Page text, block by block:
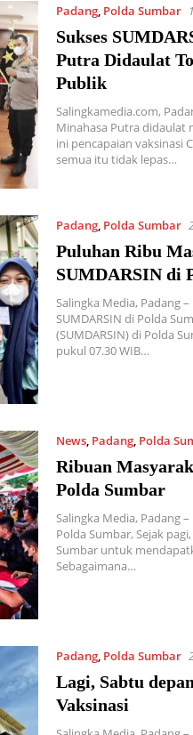
Padang, Polda Sumbar
Sukses
Putra Didaulat
Publik
Salingkamedia.com,
Minahasa Putra didaulat
ini pencapaian vaksinasi
semua itu tidak lepas…
Padang, Polda Sumbar
Puluhan Ribu
SUMDARSIN di
Salingka Media, Padang
SUMDARSIN di Polda
(SUMDARSIN) di Polda
pukul 07.30 WIB…
News, Padang, Polda
Ribuan
Polda Sumbar
Salingka Media, Padang
Polda Sumbar, Sejak
Sumbar untuk
Sebagaimana…
Padang, Polda Sumbar
Lagi, Sabtu
Vaksinasi